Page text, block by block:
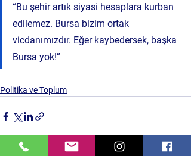
“Bu şehir artık siyasi hesaplara kurban
edilemez. Bursa bizim ortak
vicdanımızdır. Eğer kaybedersek, başka
Bursa yok!”
Politika ve Toplum